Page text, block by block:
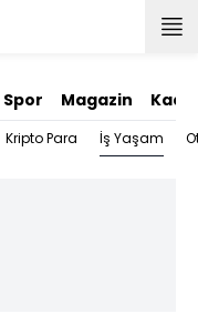
Spor Magazin
Kripto Para İş Yaşam